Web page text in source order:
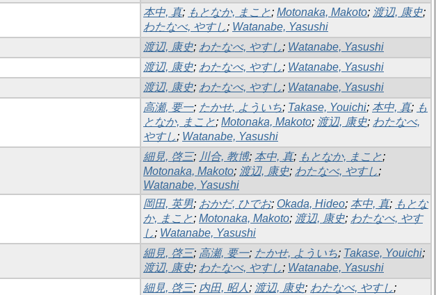
本中, 真; もとなか, まこと; Motonaka, Makoto; 渡辺, 康史;
わたなべ, やすし; Watanabe, Yasushi
渡辺, 康史; わたなべ, やすし; Watanabe, Yasushi
渡辺, 康史; わたなべ, やすし; Watanabe, Yasushi
渡辺, 康史; わたなべ, やすし; Watanabe, Yasushi
高瀬, 要一; たかせ, よういち; Takase, Youichi; 本中, 真; も
となか, まこと; Motonaka, Makoto; 渡辺, 康史; わたなべ,
やすし; Watanabe, Yasushi
細見, 啓三; 川合, 教博; 本中, 真; もとなか, まこと;
Motonaka, Makoto; 渡辺, 康史; わたなべ, やすし;
Watanabe, Yasushi
岡田, 英男; おかだ, ひでお; Okada, Hideo; 本中, 真; もとな
か, まこと; Motonaka, Makoto; 渡辺, 康史; わたなべ, やす
し; Watanabe, Yasushi
細見, 啓三; 高瀬, 要一; たかせ, よういち; Takase, Youichi;
渡辺, 康史; わたなべ, やすし; Watanabe, Yasushi
細見, 啓三; 内田, 昭人 ; 渡辺, 康史; わたなべ, やすし;